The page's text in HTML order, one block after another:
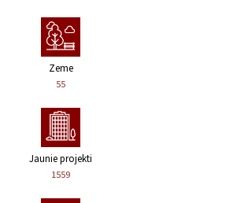
Zeme
55
Jaunie projekti
1559